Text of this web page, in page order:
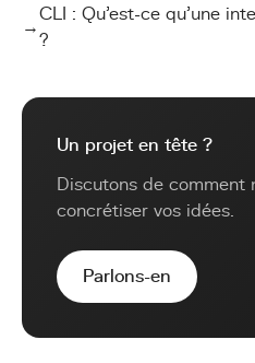
→
CLI : Qu'est-ce qu'une
?
Un projet en tête ?
Discutons de comment
concrétiser vos idées.
Parlons-en